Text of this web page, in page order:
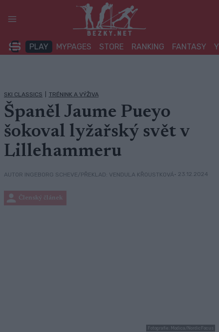
PLAY MYPAGES STORE RANKING FANTASY
SKI CLASSICS TRÉNINK A VÝŽIVA
Španěl Jaume Pueyo
šokoval lyžařský svět v
Lillehammeru
AUTOR INGEBORG SCHEVE/PŘEKLAD: VENDULA KŘOUSTKOVÁ• 23.12.2024
Členský článek
Fotografie: Modica/NordicFocus